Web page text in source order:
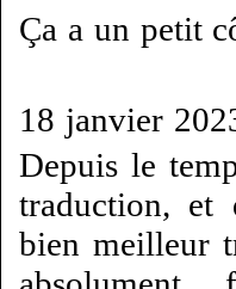
Ça a un petit
18 janvier
Depuis le
traduction, et
bien meilleur